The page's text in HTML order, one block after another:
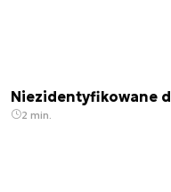
Niezidentyfikowane
2 min.